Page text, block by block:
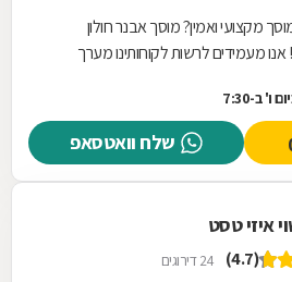
מקצועי ואמין? מוסך אבנר חולון
מעמידים לרשות לקוחותינו מערך
ו' ב-7:30
שלח וואטסאפ
איזי טסט
(4.7) 24 דירוגים